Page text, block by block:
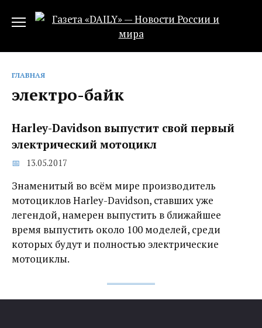
ГЛАВНАЯ
электро-байк
Harley-Davidson выпустит свой первый
электрический мотоцикл
13.05.2017
Знаменитый во всём мире производитель
мотоциклов Harley-Davidson, ставших уже
легендой, намерен выпустить в ближайшее
время выпустить около 100 моделей, среди
которых будут и полностью электрические
мотоциклы.